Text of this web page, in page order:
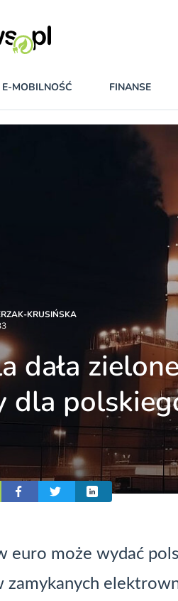
E-MOBILNOŚĆ FINANSE
KRUSIŃSKA
dała
dla
euro może wydać
zamykanych